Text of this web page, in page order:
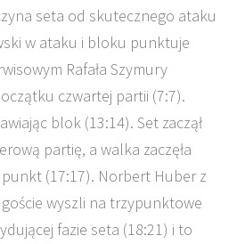
seta od skutecznego ataku
w ataku i bloku punktuje
Rafała Szymury
czwartej partii (7:7).
blok (13:14). Set zaczął
partię, a walka zaczęła
(17:17). Norbert Huber z
wyszli na trzypunktowe
fazie seta (18:21) i to